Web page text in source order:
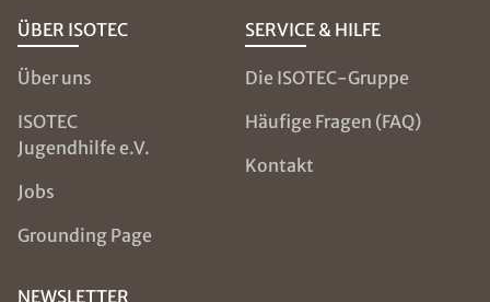
ÜBER ISOTEC
Über uns
ISOTEC
Jugendhilfe e.V.
Jobs
Grounding Page
SERVICE & HILFE
Die ISOTEC-Gruppe
Häufige Fragen (FAQ)
Kontakt
NEWSLETTER